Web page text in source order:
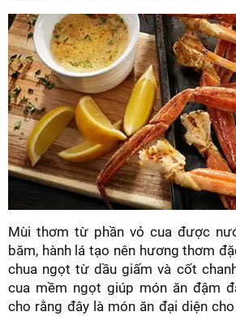
Mùi thơm từ phần vỏ cua được
băm, hành lá tạo nên hương thơm
chua ngọt từ dầu giấm và cốt
cua mềm ngọt giúp món ăn đậm
cho rằng đây là món ăn đại diện